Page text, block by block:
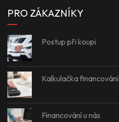
PRO ZÁKAZNÍKY
Postup při koupi
Kalkulačka financování
Financování u nás